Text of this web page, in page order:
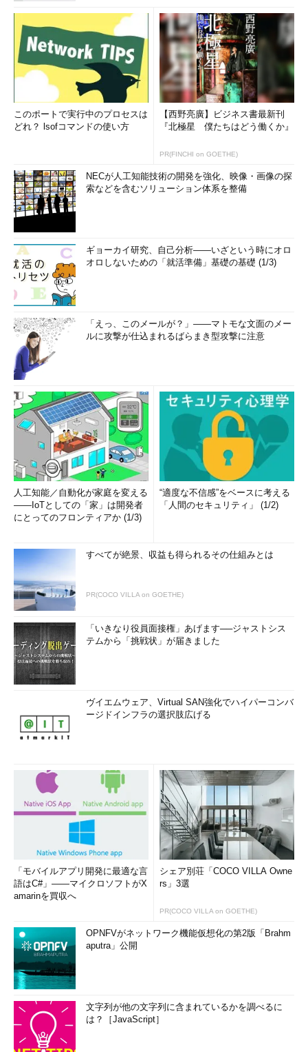
このポートで実行中のプロセスは
どれ？ lsofコマンドの使い方
【西野亮廣】ビジネス書最新刊
『北極星 僕たちはどう働くか』
PR(FINCHI on GOETHE)
NECが人工知能技術の開発を強化、映像・画像の探
索などを含むソリューション体系を整備
ギョーカイ研究、自己分析――いざという時にオロ
オロしないための「就活準備」基礎の基礎 (1/3)
「えっ、このメールが？」――マトモな文面のメー
ルに攻撃が仕込まれるばらまき型攻撃に注意
人工知能／自動化が家庭を変える
――IoTとしての「家」は開発者
にとってのフロンティアか (1/3)
“適度な不信感”をベースに考える
「人間のセキュリティ」 (1/2)
すべてが絶景、収益も得られるその仕組みとは
PR(COCO VILLA on GOETHE)
「いきなり役員面接権」あげます──ジャストシス
テムから「挑戦状」が届きました
ヴイエムウェア、Virtual SAN強化でハイパーコンバ
ージドインフラの選択肢広げる
「モバイルアプリ開発に最適な言
語はC#」――マイクロソフトがX
amarinを買収へ
シェア別荘「COCO VILLA Owne
rs」3選
PR(COCO VILLA on GOETHE)
OPNFVがネットワーク機能仮想化の第2版「Brahm
aputra」公開
文字列が他の文字列に含まれているかを調べるに
は？［JavaScript］